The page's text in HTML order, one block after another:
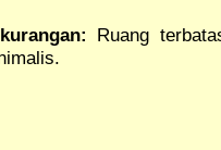
Ruang